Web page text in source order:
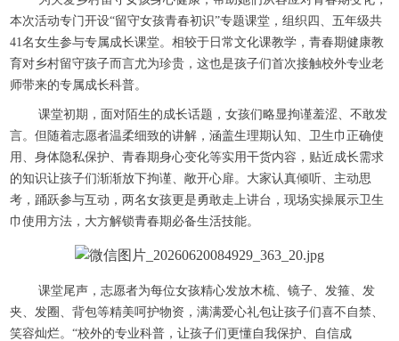
本次活动专门开设“留守女孩青春初识”专题课堂，组织四、五年级共
41名女生参与专属成长课堂。相较于日常文化课教学，青春期健康教
育对乡村留守孩子而言尤为珍贵，这也是孩子们首次接触校外专业老
师带来的专属成长科普。
课堂初期，面对陌生的成长话题，女孩们略显拘谨羞涩、不敢发
言。但随着志愿者温柔细致的讲解，涵盖生理期认知、卫生巾正确使
用、身体隐私保护、青春期身心变化等实用干货内容，贴近成长需求
的知识让孩子们渐渐放下拘谨、敞开心扉。大家认真倾听、主动思
考，踊跃参与互动，两名女孩更是勇敢走上讲台，现场实操展示卫生
巾使用方法，大方解锁青春期必备生活技能。
课堂尾声，志愿者为每位女孩精心发放木梳、镜子、发箍、发
夹、发圈、背包等精美呵护物资，满满爱心礼包让孩子们喜不自禁、
笑容灿烂。“校外的专业科普，让孩子们更懂自我保护、自信成